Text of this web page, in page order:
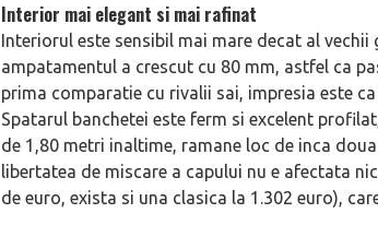
Interior mai elegant si mai rafinat
Interiorul este sensibil mai mare decat al
ampatamentul a crescut cu 80 mm, astfel ca
prima comparatie cu rivalii sai, impresia este
Spatarul banchetei este ferm si excelent
de 1,80 metri inaltime, ramane loc de inca
libertatea de miscare a capului nu e afectata
de euro, exista si una clasica la 1.302 euro),